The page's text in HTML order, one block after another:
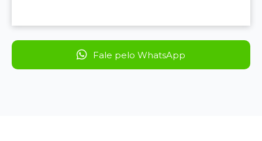
Fale pelo WhatsApp